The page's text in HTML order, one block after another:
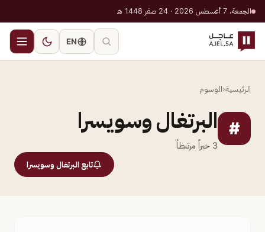
الجمعة، 7 أغسطس 2026 · 24 صفر 1448 هـ
EN
الرئيسية‹الوسوم
# البرتغال وسويسرا
3 خبراً مرتبطاً
تابع البرتغال وسويسرا